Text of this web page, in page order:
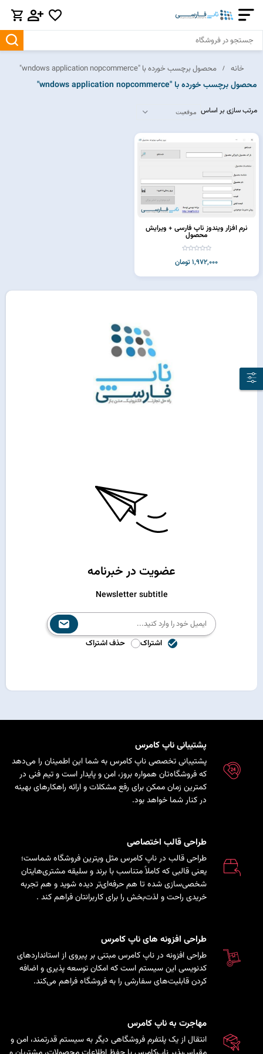
خانه محصول برچسب خورده با "wndows application nopcommerce"
محصول برچسب خورده با "wndows application nopcommerce"
مرتب سازی بر اساس
نرم افزار ویندوز ناپ فارسی + ويرايش
محصول
1,972,000 تومان
عضویت در خبرنامه
Newsletter subtitle
اشتراک حذف اشتراک
پشتیبانی ناپ کامرس
پشتیبانی تخصصی ناپ کامرس به شما این اطمینان را می‌دهد
که فروشگاه‌تان همواره بروز، امن و پایدار است و تیم فنی در
کمترین زمان ممکن برای رفع مشکلات و ارائه راهکارهای بهینه
در کنار شما خواهد بود.
طراحی قالب اختصاصی
طراحی قالب در ناپ کامرس مثل ویترین فروشگاه شماست؛
یعنی قالبی که کاملاً متناسب با برند و سلیقه مشتری‌هایتان
شخصی‌سازی شده تا هم حرفه‌ای‌تر دیده شوید و هم تجربه
خریدی راحت و لذت‌بخش را برای کاربرانتان فراهم کند .
طراحی افزونه های ناپ کامرس
طراحی افزونه در ناپ کامرس مبتنی بر پیروی از استانداردهای
کدنویسی این سیستم است که امکان توسعه پذیری و اضافه
کردن قابلیت‌های سفارشی را به فروشگاه فراهم می‌کند.
مهاجرت به ناپ کامرس
انتقال از یک پلتفرم فروشگاهی دیگر به سیستم قدرتمند، امن و